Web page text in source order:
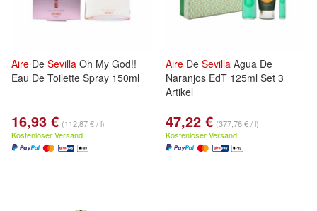
Aire De Sevilla Oh My God!!
Eau De Toilette Spray 150ml
16,93 € (112,87 € / l)
Kostenloser Versand
Aire De Sevilla Agua De
Naranjos EdT 125ml Set 3
Artikel
47,22 € (377,76 € / l)
Kostenloser Versand